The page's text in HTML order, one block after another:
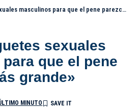
masculinos para que el pene parezca «más grande»
sexuales
que el pene
grande»
MINUTO